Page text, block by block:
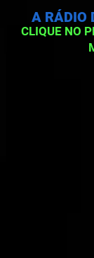
CLIQUE NO
A RÁDIO